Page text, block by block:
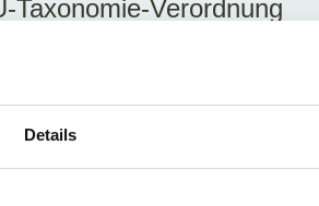
Details
Taxonomie-Verordnung
einheitliches
Berichterstattung erstmals für
einen Beitrag zu den Umweltzielen der
und Finanzberater
Analgeberater etc) sind